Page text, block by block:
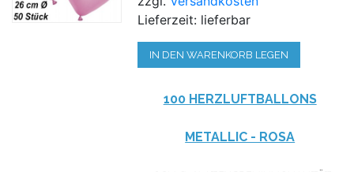
Lieferzeit: lieferbar
IN DEN WARENKORB LEGEN
100 HERZLUFTBALLONS
METALLIC - ROSA